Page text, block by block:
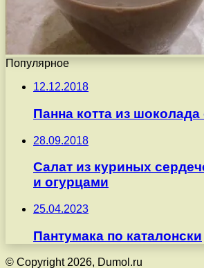
Популярное
12.12.2018
Панна котта из
28.09.2018
Салат из куриных
и огурцами
25.04.2023
Пантумака по каталонски
© Copyright 2026, Dumol.ru